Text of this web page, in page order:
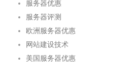
服务器优惠
服务器评测
欧洲服务器优惠
网站建设技术
美国服务器优惠